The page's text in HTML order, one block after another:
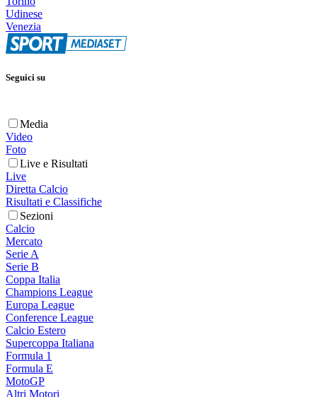
Udinese
Venezia
Seguici su
Media
Video
Foto
Live e Risultati
Live
Diretta Calcio
Risultati e Classifiche
Sezioni
Calcio
Mercato
Serie A
Serie B
Coppa Italia
Champions League
Europa League
Conference League
Calcio Estero
Supercoppa Italiana
Formula 1
Formula E
MotoGP
Altri Motori